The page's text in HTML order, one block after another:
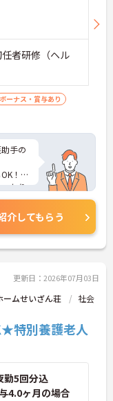
者研修（ヘル
ボーナス・賞与あり
手の
！昇
かり
当も
あ
。
ポイ
おり
介してもらう
更新日：2026年07月03日
ムせいざん荘
社会
特別養護老人
勤5回分込
4.0ヶ月の場合